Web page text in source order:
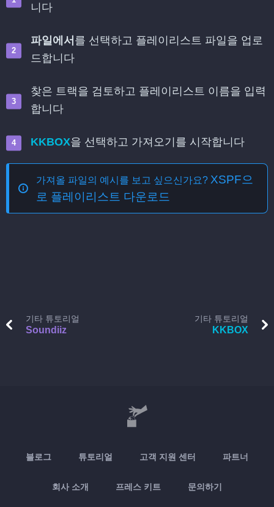
니다
파일에서 를 선택하고 플레이리스트 파일을 업로
드합니다
찾은 트랙을 검토하고 플레이리스트 이름을 입력
합니다
KKBOX을 선택하고 가져오기를 시작합니다
가져올 파일의 예시를 보고 싶으신가요? XSPF으
로 플레이리스트 다운로드
기타 튜토리얼
Soundiiz
기타 튜토리얼
KKBOX
블로그 튜토리얼 고객 지원 센터 파트너
회사 소개 프레스 키트 문의하기